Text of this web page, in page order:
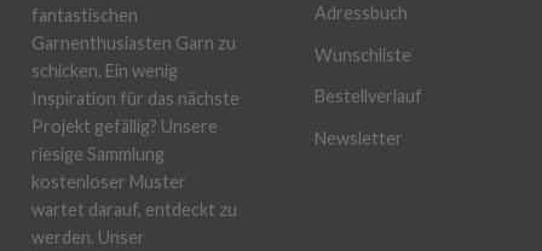
fantastischen
Garnenthusiasten Garn zu
schicken. Ein wenig
Inspiration für das nächste
Projekt gefällig? Unsere
riesige Sammlung
kostenloser Muster
wartet darauf, entdeckt zu
werden. Unser
Adressbuch
Wunschliste
Bestellverlauf
Newsletter